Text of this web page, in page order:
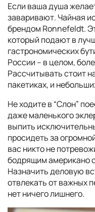
Если ваша душа
заваривают. Чайная
брендом Ronnefeldt.
который подают в
гастрономических
России – в целом,
Рассчитывать стоит
пакетиках, и
Не ходите в “Слон”
даже маленького
выпить
просидеть за
вас никто не
бодрящим американо
Назначить деловую
отвлекать от важных
нет ничего лишнего.